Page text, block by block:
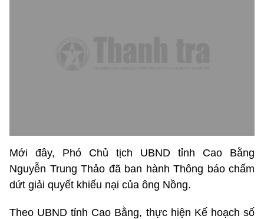
Mới đây, Phó Chủ tịch UBND tỉnh Cao Bằng
Nguyễn Trung Thảo đã ban hành Thông báo chấm
dứt giải quyết khiếu nại của ông Nồng.
Theo UBND tỉnh Cao Bằng, thực hiện Kế hoạch số